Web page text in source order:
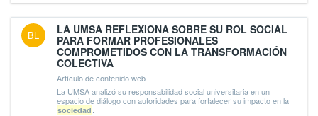
BL
LA UMSA REFLEXIONA SOBRE SU ROL SOCIAL
PARA FORMAR PROFESIONALES
COMPROMETIDOS CON LA TRANSFORMACIÓN
COLECTIVA
Artículo de contenido web
La UMSA analizó su responsabilidad social universitaria en un
espacio de diálogo con autoridades para fortalecer su impacto en la
sociedad